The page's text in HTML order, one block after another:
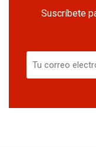
Suscríbete